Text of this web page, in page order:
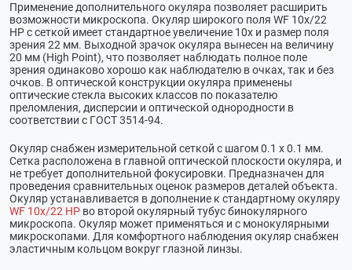
Применение дополнительного окуляра позволяет расширить
возможности микроскопа. Окуляр широкого поля WF 10x/22
HP с сеткой имеет стандартное увеличение 10х и размер поля
зрения 22 мм. Выходной зрачок окуляра вынесен на величину
20 мм (High Point), что позволяет наблюдать полное поле
зрения одинаково хорошо как наблюдателю в очках, так и без
очков. В оптической конструкции окуляра применены
оптические стекла высоких классов по показателю
преломления, дисперсии и оптической однородности в
соответствии с ГОСТ 3514-94.
Окуляр снабжен измерительной сеткой с шагом 0.1 х 0.1 мм.
Сетка расположена в главной оптической плоскости окуляра, и
не требует дополнительной фокусировки. Предназначен для
проведения сравнительных оценок размеров деталей объекта.
Окуляр устанавливается в дополнение к стандартному окуляру
WF 10x/22 HP во второй окулярный тубус бинокулярного
микроскопа. Окуляр может применяться и с монокулярными
микроскопами. Для комфортного наблюдения окуляр снабжен
эластичным кольцом вокруг глазной линзы.